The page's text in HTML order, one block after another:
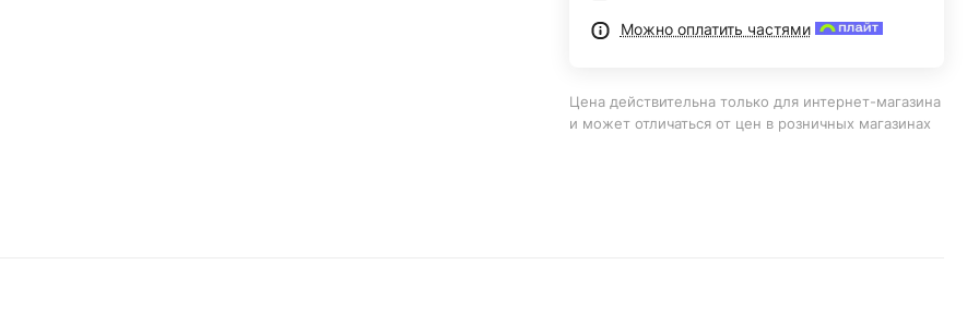
Можно оплатить частями
Цена действительна только для интернет-магазина
и может отличаться от цен в розничных магазинах